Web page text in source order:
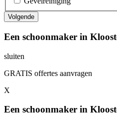
Een schoonmaker in
sluiten
GRATIS offertes aanvragen
X
Een schoonmaker in